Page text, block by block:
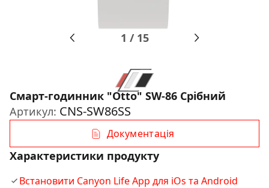
1 / 15
Смарт-годинник "Otto" SW-86 Срібний
Артикул: CNS-SW86SS
Документація
Характеристики продукту
Встановити Canyon Life App для iOs та Android